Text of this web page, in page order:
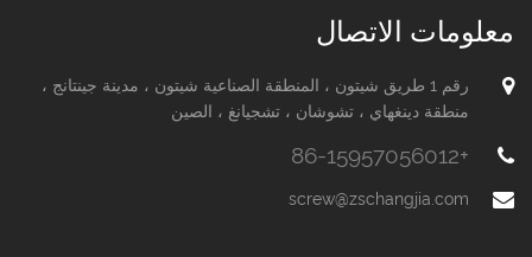
معلومات الاتصال
رقم 1 طريق شيتون ، المنطقة الصناعية شيتون ، مدينة جينتانج ،
منطقة دينغهاي ، تشوشان ، تشجيانغ ، الصين
+86-15957056012
screw@zschangjia.com